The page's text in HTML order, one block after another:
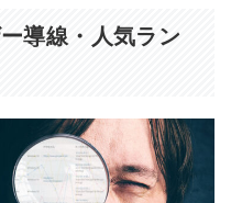
導線・人気ラン